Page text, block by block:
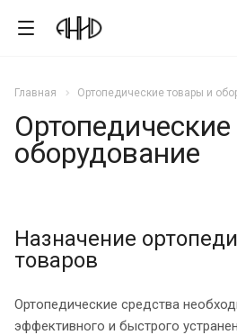
Главная Ортопедические товары и
оборудование
Назначение
товаров
Ортопедические средства
эффективного и быстрого